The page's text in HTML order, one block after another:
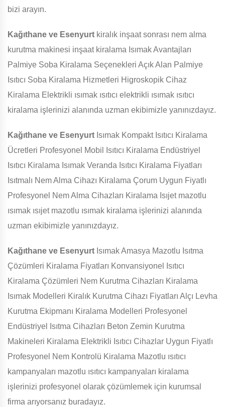
bizi arayın.
Kağıthane ve Esenyurt kiralık inşaat sonrası nem alma
kurutma makinesi inşaat kiralama Isımak Avantajları
Palmiye Soba Kiralama Seçenekleri Açık Alan Palmiye
Isıtıcı Soba Kiralama Hizmetleri Higroskopik Cihaz
Kiralama Elektrikli ısımak ısıtıcı elektrikli ısımak ısıtıcı
kiralama işlerinizi alanında uzman ekibimizle yanınızdayız.
Kağıthane ve Esenyurt Isımak Kompakt Isıtıcı Kiralama
Ücretleri Profesyonel Mobil Isıtıcı Kiralama Endüstriyel
Isıtıcı Kiralama Isımak Veranda Isıtıcı Kiralama Fiyatları
Isıtmalı Nem Alma Cihazı Kiralama Çorum Uygun Fiyatlı
Profesyonel Nem Alma Cihazları Kiralama Isıjet mazotlu
ısımak ısıjet mazotlu ısımak kiralama işlerinizi alanında
uzman ekibimizle yanınızdayız.
Kağıthane ve Esenyurt Isımak Amasya Mazotlu Isıtma
Çözümleri Kiralama Fiyatları Konvansiyonel Isıtıcı
Kiralama Çözümleri Nem Kurutma Cihazları Kiralama
Isımak Modelleri Kiralık Kurutma Cihazı Fiyatları Alçı Levha
Kurutma Ekipmanı Kiralama Modelleri Profesyonel
Endüstriyel Isıtma Cihazları Beton Zemin Kurutma
Makineleri Kiralama Elektrikli Isıtıcı Cihazlar Uygun Fiyatlı
Profesyonel Nem Kontrolü Kiralama Mazotlu ısıtıcı
kampanyaları mazotlu ısıtıcı kampanyaları kiralama
işlerinizi profesyonel olarak çözümlemek için kurumsal
firma arıyorsanız buradayız.